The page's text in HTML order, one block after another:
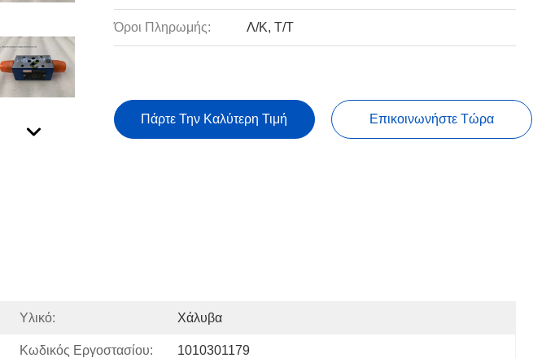
Όροι Πληρωμής: Λ/Κ, Τ/Τ
Πάρτε Την Καλύτερη Τιμή Επικοινωνήστε Τώρα
Υλικό: Χάλυβα
Κωδικός Εργοστασίου: 1010301179